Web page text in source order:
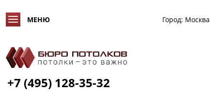
Город: Москва
+7 (495) 128-35-32